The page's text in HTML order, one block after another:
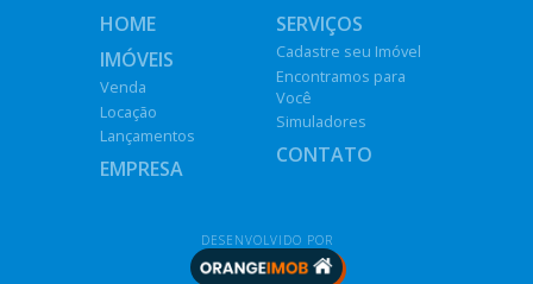
HOME
IMÓVEIS
Venda
Locação
Lançamentos
EMPRESA
SERVIÇOS
Cadastre seu Imóvel
Encontramos para
Você
Simuladores
CONTATO
DESENVOLVIDO POR